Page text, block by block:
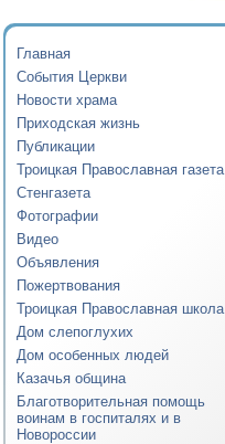
Главная
События Церкви
Новости храма
Приходская жизнь
Публикации
Троицкая Православная газета
Стенгазета
Фотографии
Видео
Объявления
Пожертвования
Троицкая Православная школа
Дом слепоглухих
Дом особенных людей
Казачья община
Благотворительная помощь
воинам в госпиталях и в
Новороссии